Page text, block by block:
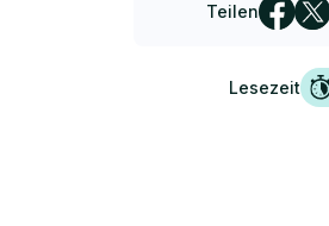
Teilen
Lesezeit